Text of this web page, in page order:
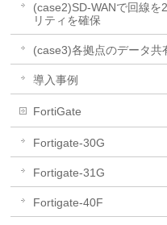
(case2)SD-WANで回線を
リティを確保
(case3)各拠点のデータ共
導入事例
FortiGate
Fortigate-30G
Fortigate-31G
Fortigate-40F